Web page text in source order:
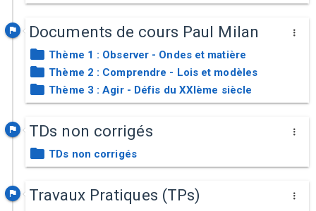
Documents de cours Paul Milan
Thème 1 : Observer - Ondes et matière
Thème 2 : Comprendre - Lois et modèles
Thème 3 : Agir - Défis du XXIème siècle
TDs non corrigés
TDs non corrigés
Travaux Pratiques (TPs)